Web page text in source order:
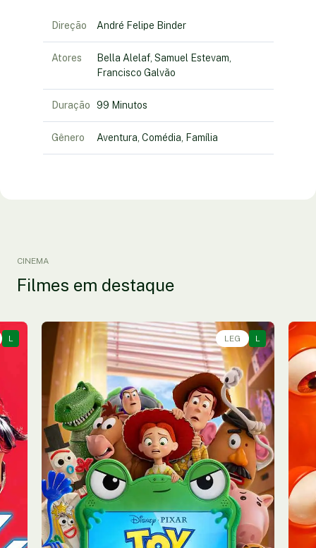
Direção André Felipe Binder
Atores
Bella Alelaf, Samuel Estevam,
Francisco Galvão
Duração 99 Minutos
Gênero Aventura, Comédia, Família
CINEMA
Filmes em destaque
L LEG L
Animação, Aventura, Comédia • • 1h40